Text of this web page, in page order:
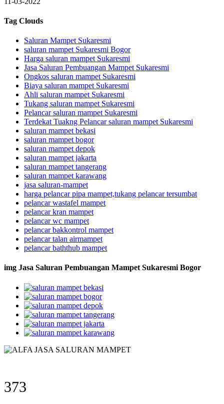
Tag Clouds
Saluran Mampet Sukaresmi
saluran mampet Sukaresmi Bogor
Harga saluran mampet Sukaresmi
Jasa Saluran Pembuangan Mampet Sukaresmi
Ongkos saluran mampet Sukaresmi
Biaya saluran mampet Sukaresmi
Ahli saluran mampet Sukaresmi
Tukang saluran mampet Sukaresmi
Pelancar saluran mampet Sukaresmi
Terdekat Tuakng Pelancar saluran mampet Sukaresmi
saluran mampet bekasi
saluran mampet bogor
saluran mampet depok
saluran mampet jakarta
saluran mampet tangerang
saluran mampet karawang
jasa saluran-mampet
harga pelancar pipa mampet,tukang pelancar tersumbat
pelancar wastafel mampet
pelancar kran mampet
pelancar wc mampet
pelancar bakkontrol mampet
pelancar talan airmampet
pelancar baththub mampet
img Jasa Saluran Pembuangan Mampet Sukaresmi Bogor
373